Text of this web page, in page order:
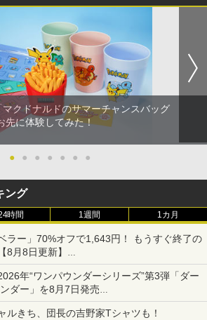
クドナルドのサマーチャンスバッグ
先に体験してみた！
● ● ● ● ● ● ●
ング
時間 1週間 1カ月
ラー」70%オフで1,643円！ もうすぐ終了の
8月8日更新】
プでは「大神 絶景版」が67%オフで990円
年“ワンパウンダーシリーズ”第3弾「ダー
ダー」を8月7日発売
ヨソース」を使用した超大型チーズバーガー
ルきち、団長の吉野家Tシャツも！